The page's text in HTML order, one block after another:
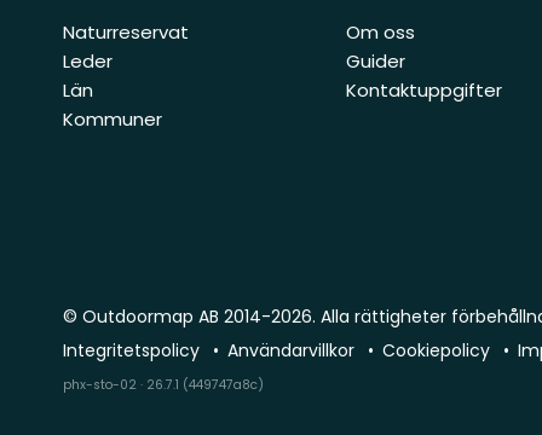
Naturreservat
Leder
Län
Kommuner
Om oss
Guider
Kontaktuppgifter
© Outdoormap AB 2014-2026. Alla rättigheter
Integritetspolicy
Användarvillkor Cookiepolicy
phx-sto-02 · 26.7.1 (449747a8c)